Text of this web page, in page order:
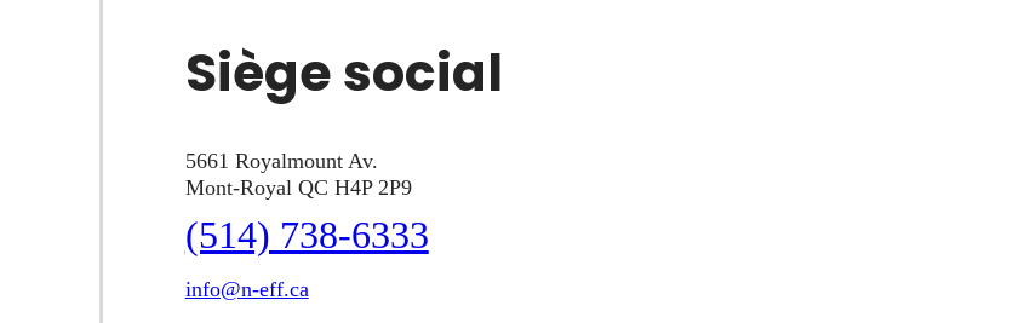
Siège social
5661 Royalmount Av.
Mont-Royal QC H4P 2P9
(514) 738-6333
info@n-eff.ca